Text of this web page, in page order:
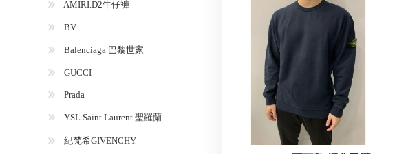
AMIRI.D2牛仔褲
BV
Balenciaga 巴黎世家
GUCCI
Prada
YSL Saint Laurent 聖羅蘭
紀梵希GIVENCHY